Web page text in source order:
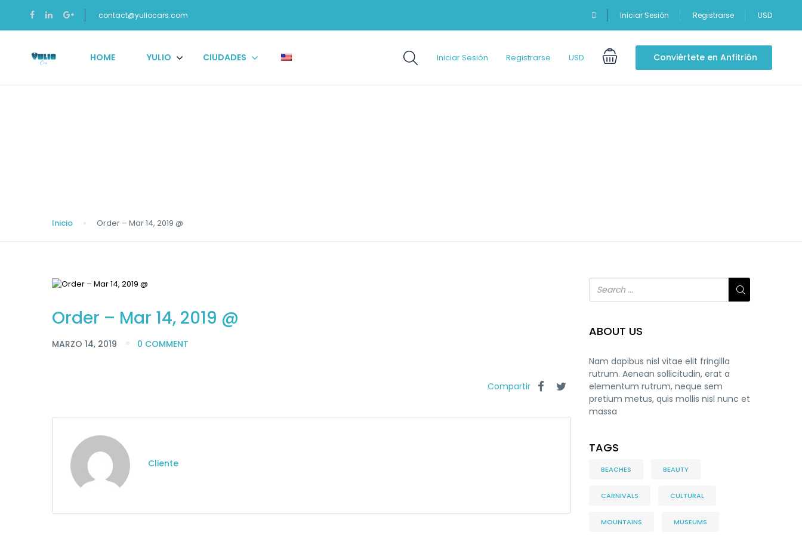
contact@yuliocars.com Iniciar Sesión Registrarse USD
HOME YULIO CIUDADES Iniciar Sesión Registrarse USD Conviértete en Anfitrión
Inicio Order – Mar 14, 2019 @
Order – Mar 14, 2019 @
MARZO 14, 2019 0 COMMENT
Compartir
Cliente
ABOUT US
Nam dapibus nisl vitae elit fringilla
rutrum. Aenean sollicitudin, erat a
elementum rutrum, neque sem
pretium metus, quis mollis nisl nunc et
massa
TAGS
BEACHES BEAUTY
CARNIVALS CULTURAL
MOUNTAINS MUSEUMS